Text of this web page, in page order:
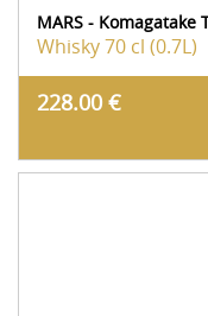
MARS - Komagatake
Whisky70 cl (0.7L)
228.00 €